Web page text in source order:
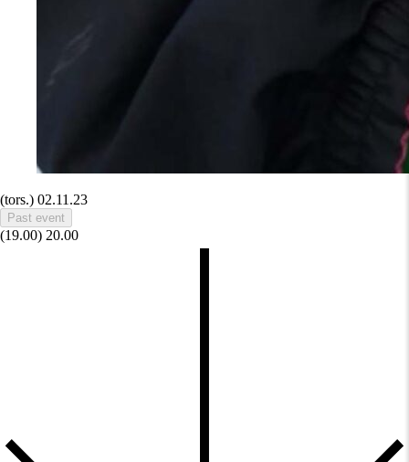
(tors.) 02.11.23
Past event
(19.00) 20.00